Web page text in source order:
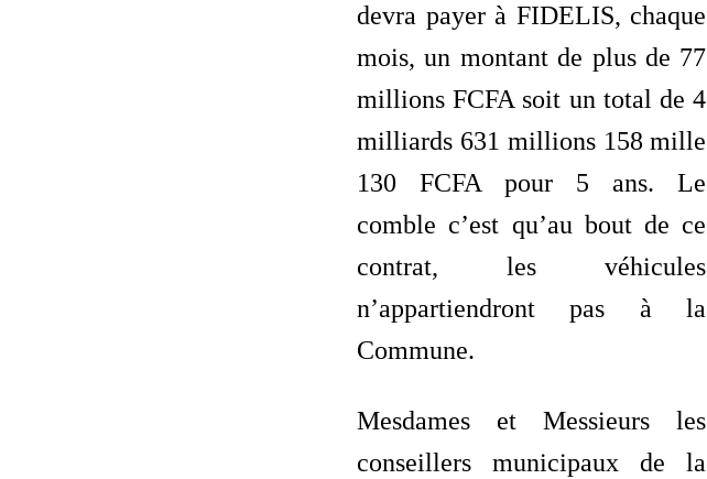
devra payer à FIDELIS, chaque
mois, un montant de plus de 77
millions FCFA soit un total de 4
milliards 631 millions 158 mille
130 FCFA pour 5 ans. Le
comble c’est qu’au bout de ce
contrat, les véhicules
n’appartiendront pas à la
Commune.
Mesdames et Messieurs les
conseillers municipaux de la